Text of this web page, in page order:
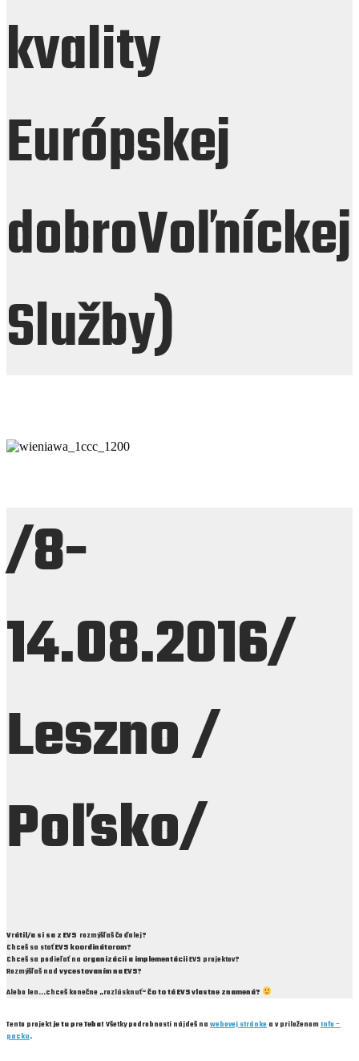
kvality
Európskej
dobroVoľníckej
Služby)
/8-
14.08.2016/
Leszno/
Poľsko/
Vrátil/a si sa z EVS rozmýšľaš čo ďalej?
Chceš sa staťEVS koordinátorom?
Chceš sa podieľať na organizácii a implementáciiEVS projektov?
Rozmýšľaš nad vycestovaním na EVS?
Alebo len...chceš konečne „rozlúsknuť“čo to tá EVS vlastne znamená?
Tento projektje tu pre Teba! Všetky podrobnosti nájdeš na webovej stránke a v priloženom Info –
packu.